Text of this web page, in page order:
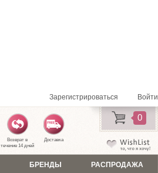
Зарегистрироваться Войти
0
Возврат в
течение 14 дней
Доставка
РАСПРОДАЖА
БРЕНДЫ